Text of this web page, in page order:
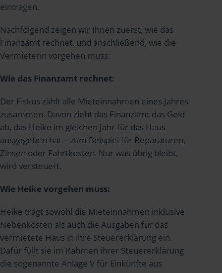
eintragen.
Nachfolgend zeigen wir Ihnen zuerst, wie das
Finanzamt rechnet, und anschließend, wie die
Vermieterin vorgehen muss:
Wie das Finanzamt rechnet:
Der Fiskus zählt alle Mieteinnahmen eines Jahres
zusammen. Davon zieht das Finanzamt das Geld
ab, das Heike im gleichen Jahr für das Haus
ausgegeben hat – zum Beispiel für Reparaturen,
Zinsen oder Fahrtkosten. Nur was übrig bleibt,
wird versteuert.
Wie Heike vorgehen muss:
Heike trägt sowohl die Mieteinnahmen inklusive
Nebenkosten als auch die Ausgaben für das
vermietete Haus in ihre Steuererklärung ein.
Dafür füllt sie im Rahmen ihrer Steuererklärung
die sogenannte Anlage V für Einkünfte aus